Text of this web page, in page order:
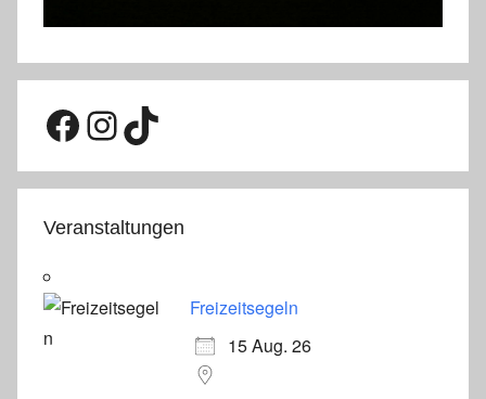
Facebook
Instagram
TikTok
Veranstaltungen
Freizeitsegeln
15 Aug. 26